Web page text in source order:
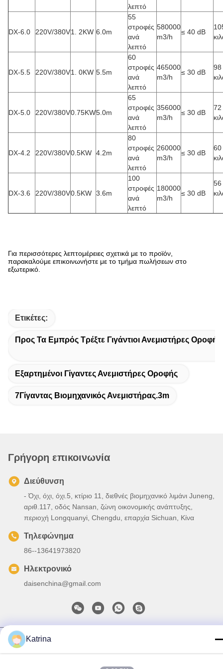
λεπτό
DX-6.0 220V/380V1. 2KW 6.0m
55
στροφές
ανά
λεπτό
580000
m3/h
≤ 40 dB
DX-5.5 220V/380V1. 0KW 5.5m
60
στροφές
ανά
λεπτό
465000
m3/h
≤ 30 dB
98
DX-5.0 220V/380V0.75KW5.0m
65
στροφές
ανά
λεπτό
356000
m3/h
≤ 30 dB
72
DX-4.2 220V/380V0.5KW 4.2m
80
στροφές
ανά
λεπτό
260000
m3/h
≤ 30 dB
60
DX-3.6 220V/380V0.5KW 3.6m
100
στροφές
ανά
λεπτό
180000
m3/h
≤ 30 dB
56
Για περισσότερες λεπτομέρειες σχετικά με το προϊόν,
παρακαλούμε επικοινωνήστε με το τμήμα πωλήσεων στο
εξωτερικό.
Ετικέτες:
Προς Τα Εμπρός Τρέξτε Γιγάντιοι Ανεμιστήρες Οροφής
Εξαρτημένοι Γίγαντες Ανεμιστήρες Οροφής
7Γίγαντας Βιομηχανικός Ανεμιστήρας.3m
Γρήγορη επικοινωνία
Διεύθυνση
- Όχι, όχι, όχι.5, κτίριο 11, διεθνές βιομηχανικό λιμάνι Juneng,
αριθ.117, οδός Nansan, ζώνη οικονομικής ανάπτυξης,
περιοχή Longquanyi, Chengdu, επαρχία Sichuan, Κίνα
Τηλεφώνημα
86--13641973820
Ηλεκτρονικό
daisenchina@gmail.com
Πολιτική απορρήτου
Katrina